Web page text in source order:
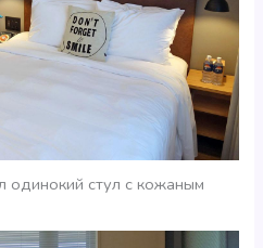
одинокий стул с кожаным